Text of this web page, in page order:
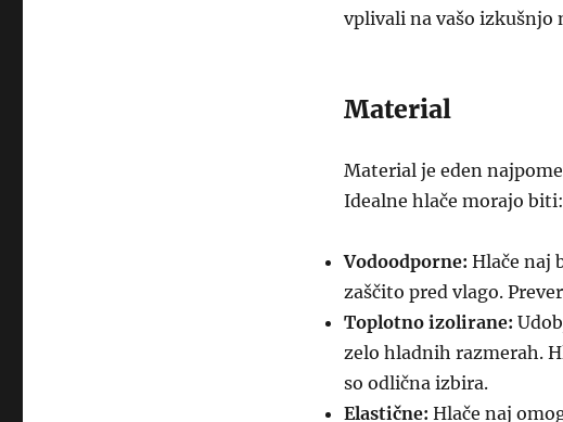
vplivali na vašo izkušnjo
Material
Material je eden
Idealne hlače morajo biti:
Vodoodporne: Hlače naj
zaščito pred vlago.
Toplotno izolirane:
zelo hladnih razmerah.
so odlična izbira.
Elastične: Hlače naj